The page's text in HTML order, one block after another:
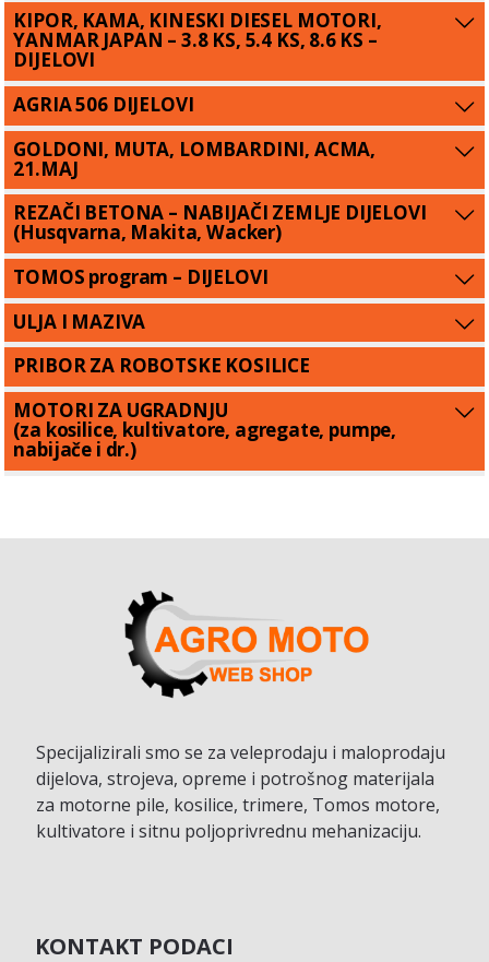
KIPOR, KAMA, KINESKI DIESEL MOTORI,
YANMAR JAPAN – 3.8 KS, 5.4 KS, 8.6 KS –
DIJELOVI
AGRIA 506 DIJELOVI
GOLDONI, MUTA, LOMBARDINI, ACMA,
21.MAJ
REZAČI BETONA – NABIJAČI ZEMLJE DIJELOVI
(Husqvarna, Makita, Wacker)
TOMOS program – DIJELOVI
ULJA I MAZIVA
PRIBOR ZA ROBOTSKE KOSILICE
MOTORI ZA UGRADNJU
(za kosilice, kultivatore, agregate, pumpe,
nabijače i dr.)
Specijalizirali smo se za veleprodaju i maloprodaju
dijelova, strojeva, opreme i potrošnog materijala
za motorne pile, kosilice, trimere, Tomos motore,
kultivatore i sitnu poljoprivrednu mehanizaciju.
KONTAKT PODACI